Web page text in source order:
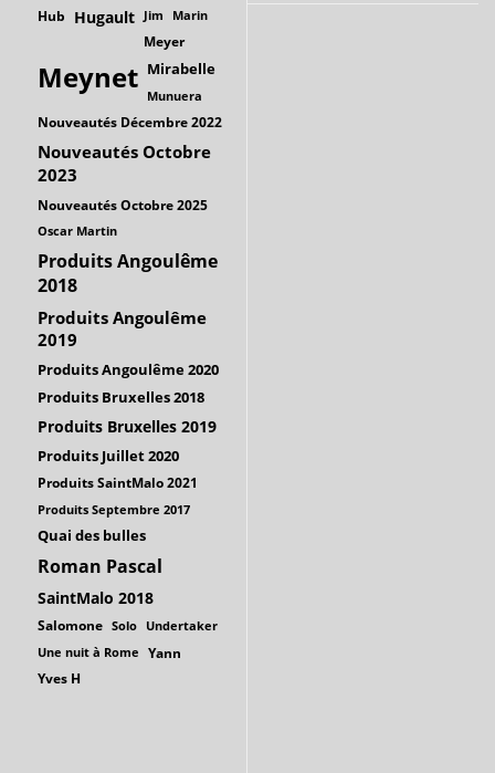
Hub Hugault Jim Marin
Meyer
Meynet Mirabelle
Munuera
Nouveautés Décembre 2022
Nouveautés Octobre
2023
Nouveautés Octobre 2025
Oscar Martin
Produits Angoulême
2018
Produits Angoulême
2019
Produits Angoulême 2020
Produits Bruxelles 2018
Produits Bruxelles 2019
Produits Juillet 2020
Produits SaintMalo 2021
Produits Septembre 2017
Quai des bulles
Roman Pascal
SaintMalo 2018
Salomone Solo Undertaker
Une nuit à Rome Yann
Yves H